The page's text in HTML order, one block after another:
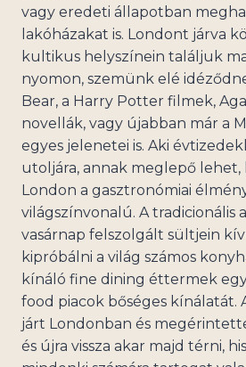
vagy eredeti állapotban
lakóházakat is. Londont járva
kultikus helyszínein találjuk
nyomon, szemünk elé
Bear, a Harry Potter filmek,
novellák, vagy újabban már a
egyes jelenetei is. Aki
utoljára, annak meglepő lehet,
London a gasztronómiai
világszínvonalú. A tradicionális
vasárnap felszolgált sültjein
kipróbálni a világ számos
kínáló fine dining éttermek
food piacok bőséges kínálatát.
járt Londonban és
és újra vissza akar majd térni,